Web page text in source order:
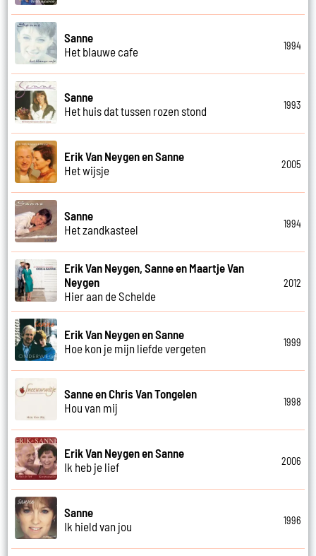
Sanne
Het blauwe cafe
1994
Sanne
Het huis dat tussen rozen stond
1993
Erik Van Neygen en Sanne
Het wijsje
2005
Sanne
Het zandkasteel
1994
Erik Van Neygen, Sanne en Maartje Van
Neygen
Hier aan de Schelde
2012
Erik Van Neygen en Sanne
Hoe kon je mijn liefde vergeten
1999
Sanne en Chris Van Tongelen
Hou van mij
1998
Erik Van Neygen en Sanne
Ik heb je lief
2006
Sanne
Ik hield van jou
1996